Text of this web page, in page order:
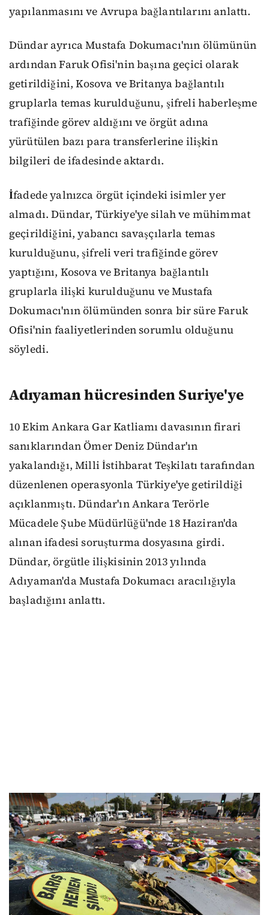
yapılanmasını ve Avrupa bağlantılarını anlattı.
Dündar ayrıca Mustafa Dokumacı'nın ölümünün
ardından Faruk Ofisi'nin başına geçici olarak
getirildiğini, Kosova ve Britanya bağlantılı
gruplarla temas kurulduğunu, şifreli haberleşme
trafiğinde görev aldığını ve örgüt adına
yürütülen bazı para transferlerine ilişkin
bilgileri de ifadesinde aktardı.
İfadede yalnızca örgüt içindeki isimler yer
almadı. Dündar, Türkiye'ye silah ve mühimmat
geçirildiğini, yabancı savaşçılarla temas
kurulduğunu, şifreli veri trafiğinde görev
yaptığını, Kosova ve Britanya bağlantılı
gruplarla ilişki kurulduğunu ve Mustafa
Dokumacı'nın ölümünden sonra bir süre Faruk
Ofisi'nin faaliyetlerinden sorumlu olduğunu
söyledi.
Adıyaman hücresinden Suriye'ye
10 Ekim Ankara Gar Katliamı davasının firari
sanıklarından Ömer Deniz Dündar'ın
yakalandığı, Milli İstihbarat Teşkilatı tarafından
düzenlenen operasyonla Türkiye'ye getirildiği
açıklanmıştı. Dündar'ın Ankara Terörle
Mücadele Şube Müdürlüğü'nde 18 Haziran'da
alınan ifadesi soruşturma dosyasına girdi.
Dündar, örgütle ilişkisinin 2013 yılında
Adıyaman'da Mustafa Dokumacı aracılığıyla
başladığını anlattı.